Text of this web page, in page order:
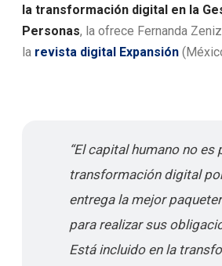
la transformación digital en la
Personas, la ofrece Fernanda
la revista digital Expansión
“El capital humano no es
transformación digital
entrega la mejor
para realizar sus
Está incluido en la